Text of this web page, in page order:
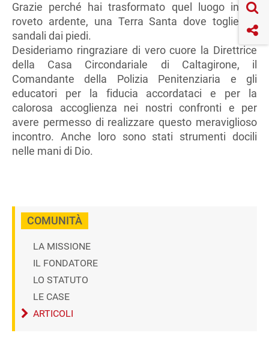
Grazie perché hai trasformato quel luogo in un
roveto ardente, una Terra Santa dove togliere i
sandali dai piedi.
Desideriamo ringraziare di vero cuore la Direttrice
della Casa Circondariale di Caltagirone, il
Comandante della Polizia Penitenziaria e gli
educatori per la fiducia accordataci e per la
calorosa accoglienza nei nostri confronti e per
avere permesso di realizzare questo meraviglioso
incontro. Anche loro sono stati strumenti docili
nelle mani di Dio.
COMUNITÀ
LA MISSIONE
IL FONDATORE
LO STATUTO
LE CASE
ARTICOLI